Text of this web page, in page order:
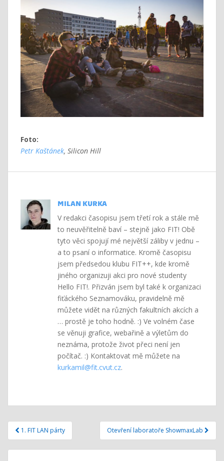
Foto:
Petr Kaštánek, Silicon Hill
MILAN KURKA
V redakci časopisu jsem třetí rok a stále mě
to neuvěřitelně baví – stejně jako FIT! Obě
tyto věci spojují mé největší záliby v jednu –
a to psaní o informatice. Kromě časopisu
jsem předsedou klubu FIT++, kde kromě
jiného organizuji akci pro nové studenty
Hello FIT!. Přizván jsem byl také k organizaci
fiťáckého Seznamováku, pravidelně mě
můžete vidět na různých fakultních akcích a
… prostě je toho hodně. :) Ve volném čase
se věnuji grafice, webařině a výletům do
neznáma, protože život přeci není jen
počítač. :) Kontaktovat mě můžete na
kurkamil@fit.cvut.cz.
Navigace
pro
příspěvek
1. FIT LAN párty Otevření laboratoře ShowmaxLab